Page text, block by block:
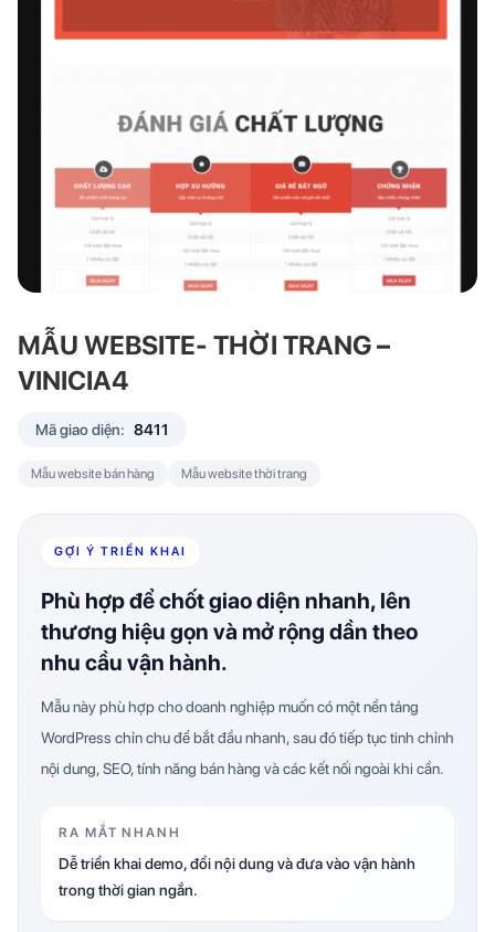
MẪU WEBSITE- THỜI TRANG –
VINICIA4
Mã giao diện: 8411
Mẫu website bán hàng Mẫu website thời trang
GỢI Ý TRIỂN KHAI
Phù hợp để chốt giao diện nhanh, lên
thương hiệu gọn và mở rộng dần theo
nhu cầu vận hành.
Mẫu này phù hợp cho doanh nghiệp muốn có một nền tảng
WordPress chỉn chu để bắt đầu nhanh, sau đó tiếp tục tinh chỉnh
nội dung, SEO, tính năng bán hàng và các kết nối ngoài khi cần.
RA MẮT NHANH
Dễ triển khai demo, đổi nội dung và đưa vào vận hành
trong thời gian ngắn.